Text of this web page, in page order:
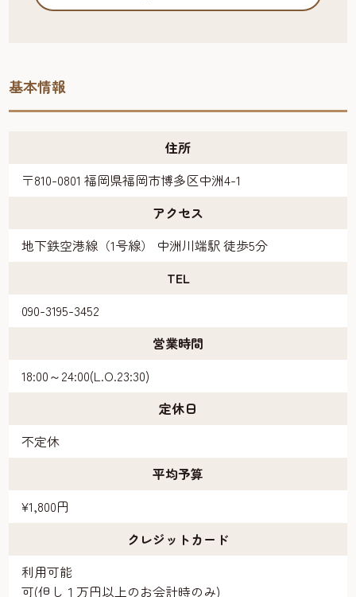
基本情報
住所
〒810-0801 福岡県福岡市博多区中洲4-1
アクセス
地下鉄空港線（1号線） 中洲川端駅 徒歩5分
TEL
090-3195-3452
営業時間
18:00～24:00(L.O.23:30)
定休日
不定休
平均予算
¥1,800円
クレジットカード
利用可能
可(但し１万円以上のお会計時のみ)